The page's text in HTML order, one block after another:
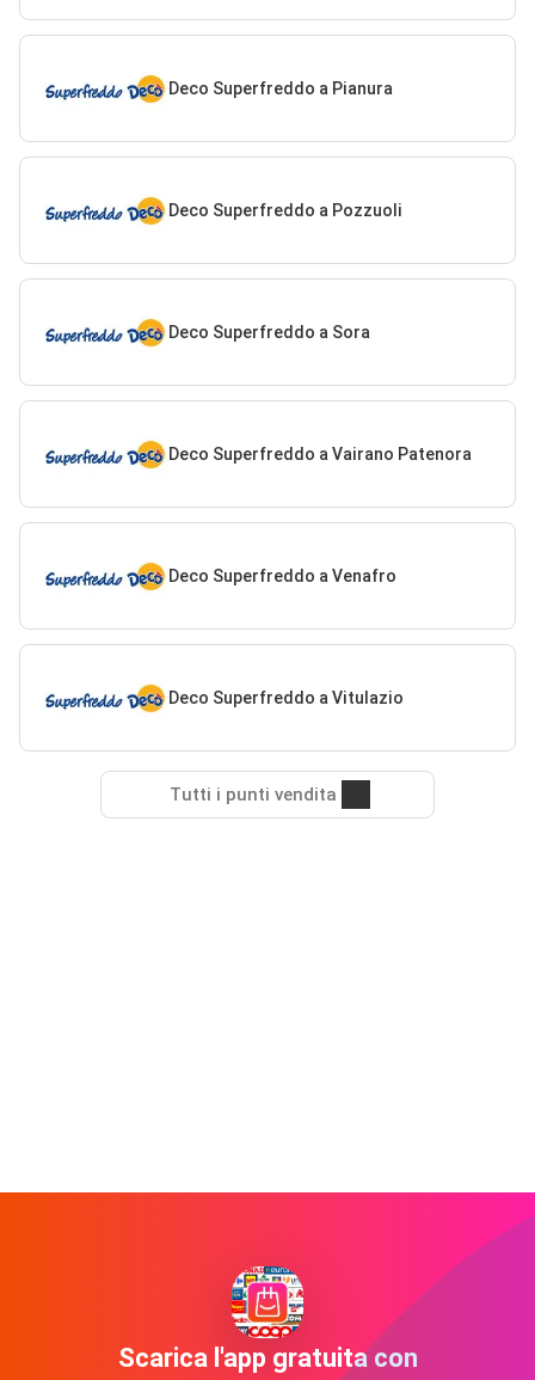
Deco Superfreddo a Pianura
Deco Superfreddo a Pozzuoli
Deco Superfreddo a Sora
Deco Superfreddo a Vairano Patenora
Deco Superfreddo a Venafro
Deco Superfreddo a Vitulazio
Tutti i punti vendita
Scarica l'app gratuita con